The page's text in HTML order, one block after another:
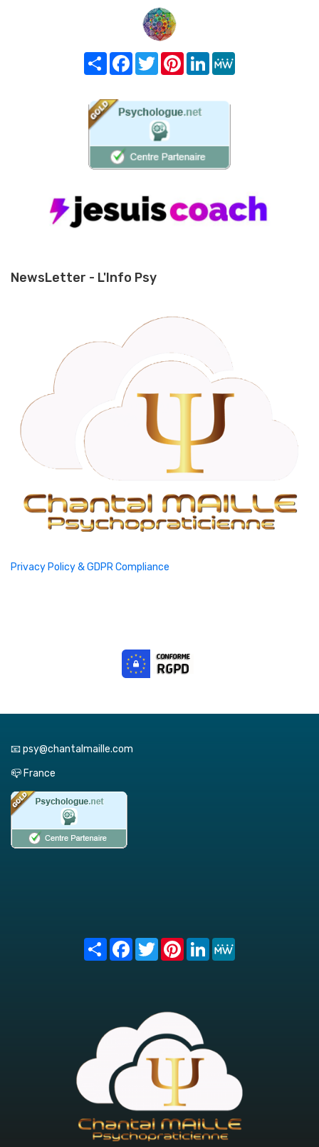
Share FacebookTwitterPinterest
LinkedIn
NewsLetter - L'Info Psy
Privacy Policy & GDPR Compliance
📧 psy@chantalmaille.com
📪 France
Share FacebookTwitterPinterest
LinkedIn